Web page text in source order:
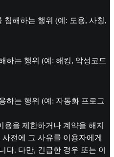
침해하는 행위 (예: 도용, 사칭,
하는 행위 (예: 해킹, 악성코드
하는 행위 (예: 자동화 프로그
을 제한하거나 계약을 해지
전에 그 사유를 이용자에게
다. 다만, 긴급한 경우 또는 이